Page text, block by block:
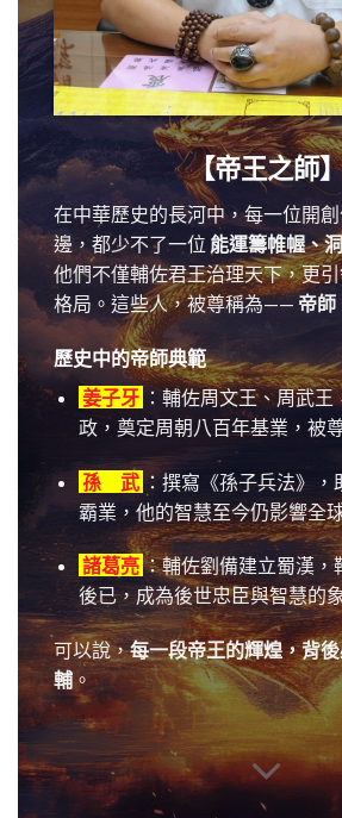
【帝王之師
在中華歷史的長河中，每一位開
邊，都少不了一位 能運籌帷幄、
他們不僅輔佐君王治理天下，更
格局。這些人，被尊稱為—— 帝師
歷史中的帝師典範
姜子牙 ：輔佐周文王、周武
政，奠定周朝八百年基業，被
孫 武：撰寫《孫子兵法》，
霸業，他的智慧至今仍影響全
諸葛亮：輔佐劉備建立蜀漢，
後已，成為後世忠臣與智慧的
可以說，每一段帝王的輝煌，背
輔 。